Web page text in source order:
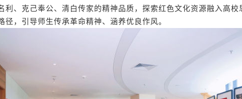
利、克己奉公、清白传家的精神品质，探索红色文化资源融入高校
径，引导师生传承革命精神、涵养优良作风。